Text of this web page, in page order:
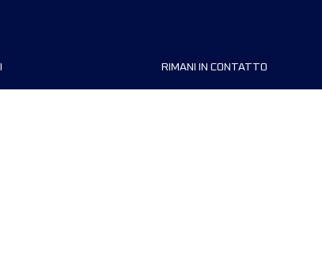
RIMANI IN CONTATTO